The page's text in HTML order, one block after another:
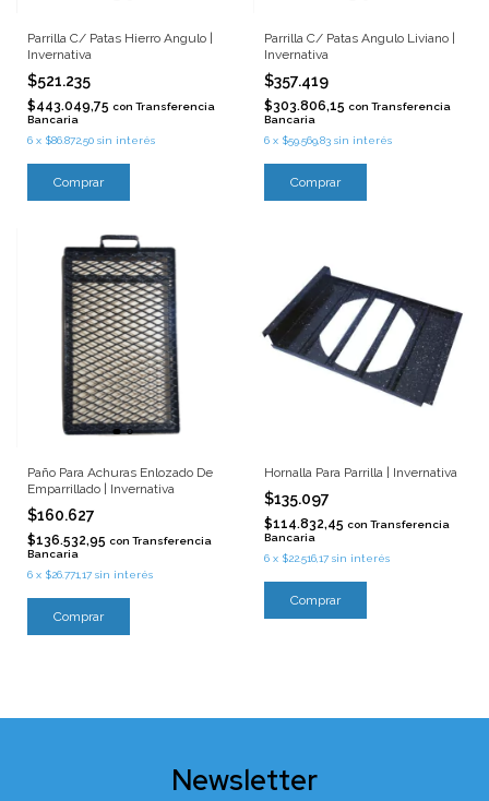
Parrilla C/ Patas Hierro Angulo |
Invernativa
$521.235
$443.049,75 con Transferencia
Bancaria
6 x $86.872,50 sin interés
Comprar
Parrilla C/ Patas Angulo Liviano |
Invernativa
$357.419
$303.806,15 con Transferencia
Bancaria
6 x $59.569,83 sin interés
Comprar
Paño Para Achuras Enlozado De
Emparrillado | Invernativa
$160.627
$136.532,95 con Transferencia
Bancaria
6 x $26.771,17 sin interés
Hornalla Para Parrilla | Invernativa
$135.097
$114.832,45 con Transferencia
Bancaria
6 x $22.516,17 sin interés
Newsletter